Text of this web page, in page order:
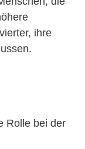
ihre
Rolle bei der